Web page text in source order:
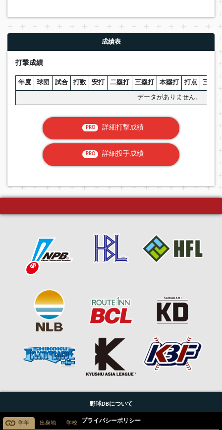
成績表
打撃成績
年度 球団 試合 打数 安打 二塁打 三塁打 本塁打 打点 三振
データがありません。
PRO 詳細打撃成績
PRO 詳細投手成績
学年 出身地 学校
野球DBについて
プライバシーポリシー